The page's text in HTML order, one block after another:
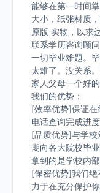
能够在第一时间
大小，纸张材质
原版 实物，以求
联系学历咨询顾
一切毕业难题。
太难了。没关系
家人父母一个好的
我们的优势：
[效率优势]保证
电话查询完成进度
[品质优势]与学校
期向各大院校毕
拿到的是学校内
[保密优势]我们
力于在充分保护